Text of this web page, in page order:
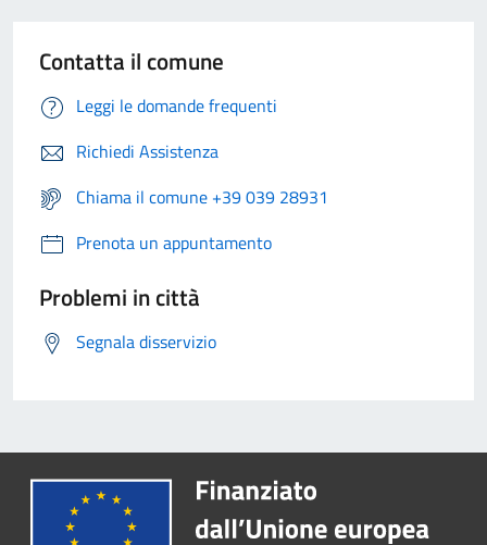
Contatta il comune
Leggi le domande frequenti
Richiedi Assistenza
Chiama il comune +39 039 28931
Prenota un appuntamento
Problemi in città
Segnala disservizio